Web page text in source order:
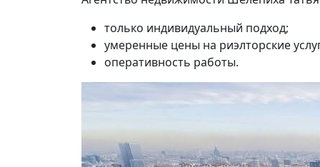
только индивидуальный подход;
умеренные цены на риэлторские
оперативность работы.